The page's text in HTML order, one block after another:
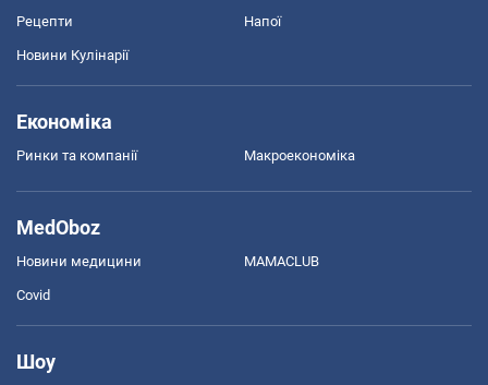
Рецепти Напої
Новини Кулінарії
Економіка
Ринки та компанії Макроекономіка
MedOboz
Новини медицини MAMACLUB
Covid
Шоу